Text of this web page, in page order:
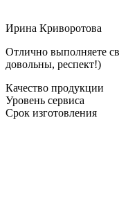
Ирина Криворотова
Отлично выполняете
довольны, респект!)
Качество продукции
Уровень сервиса
Срок изготовления